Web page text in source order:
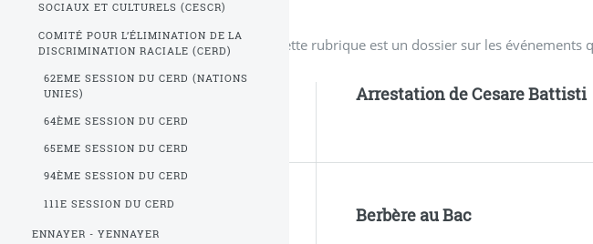
Cette rubrique est un dossier sur les
Arrestation de Cesare Battisti
Berbère au Bac
SOCIAUX ET CULTURELS (CESCR)
COMITÉ POUR L’ÉLIMINATION DE LA
DISCRIMINATION RACIALE (CERD)
62EME SESSION DU CERD (NATIONS
UNIES)
64ÈME SESSION DU CERD
65EME SESSION DU CERD
94ÈME SESSION DU CERD
111E SESSION DU CERD
ENNAYER - YENNAYER